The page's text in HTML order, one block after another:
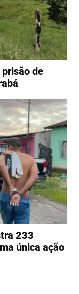
de
233
única ação